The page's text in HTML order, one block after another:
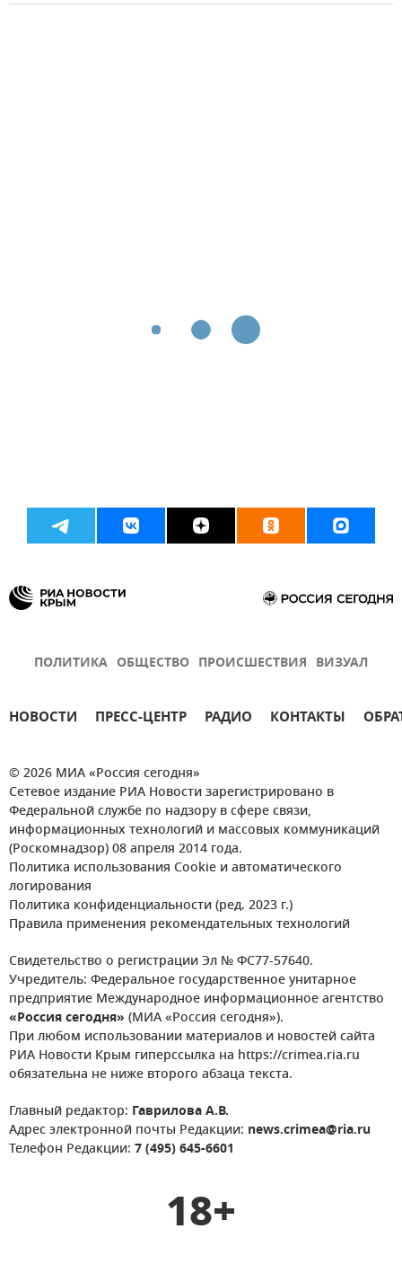
ПОЛИТИКА ОБЩЕСТВО ПРОИСШЕСТВИЯ ВИЗУАЛ
НОВОСТИ ПРЕСС-ЦЕНТР РАДИО КОНТАКТЫ
© 2026 МИА «Россия сегодня»
Сетевое издание РИА Новости зарегистрировано в
Федеральной службе по надзору в сфере связи,
информационных технологий и массовых коммуникаций
(Роскомнадзор) 08 апреля 2014 года.
Политика использования Cookie и автоматического
логирования
Политика конфиденциальности (ред. 2023 г.)
Правила применения рекомендательных технологий
Свидетельство о регистрации Эл № ФС77-57640.
Учредитель: Федеральное государственное унитарное
предприятие Международное информационное агентство
«Россия сегодня» (МИА «Россия сегодня»).
При любом использовании материалов и новостей сайта
РИА Новости Крым гиперссылка на https://crimea.ria.ru
обязательна не ниже второго абзаца текста.
Главный редактор: Гаврилова А.В.
Адрес электронной почты Редакции: news.crimea@ria.ru
Телефон Редакции: 7 (495) 645-6601
18+